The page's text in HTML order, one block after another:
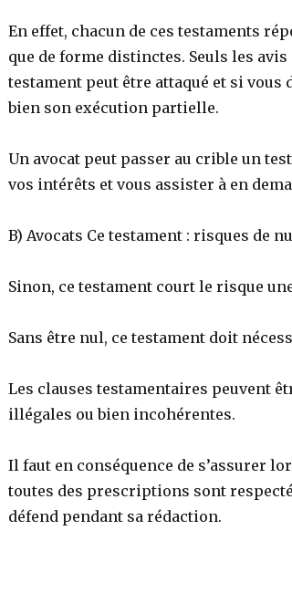
En effet, chacun de ces testaments
que de forme distinctes. Seuls les
testament peut être attaqué et si
bien son exécution partielle.
Un avocat peut passer au crible un
vos intérêts et vous assister à en
B) Avocats Ce testament : risques de
Sinon, ce testament court le risque
Sans être nul, ce testament doit
Les clauses testamentaires peuvent
illégales ou bien incohérentes.
Il faut en conséquence de s’assurer
toutes des prescriptions sont
défend pendant sa rédaction.